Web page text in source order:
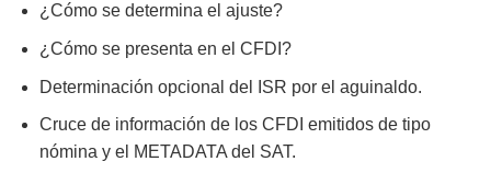
¿Cómo se determina el ajuste?
¿Cómo se presenta en el CFDI?
Determinación opcional del ISR por el aguinaldo.
Cruce de información de los CFDI emitidos de tipo
nómina y el METADATA del SAT.